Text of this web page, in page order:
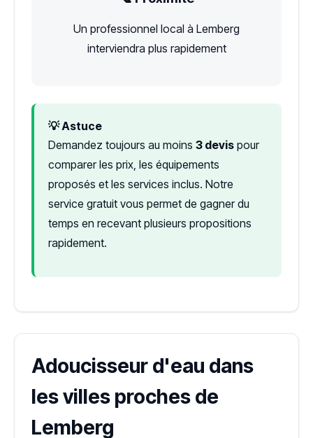
Un professionnel local à Lemberg
interviendra plus rapidement
💡 Astuce
Demandez toujours au moins 3 devis pour
comparer les prix, les équipements
proposés et les services inclus. Notre
service gratuit vous permet de gagner du
temps en recevant plusieurs propositions
rapidement.
Adoucisseur d'eau dans
les villes proches de
Lemberg